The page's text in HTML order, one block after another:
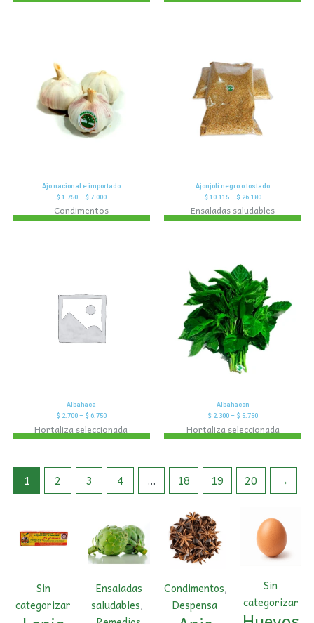
Ajo nacional e importado
$1.750– $7.000
Condimentos
Ajonjolí negro o tostado
$ 10.115 – $ 26.180
Ensaladas saludables
Albahaca
$2.700– $6.750
Hortaliza seleccionada
Albahacon
$ 2.300 – $ 5.750
Hortaliza seleccionada
1 2 3 4 … 18 19 20 →
Sin
categorizar
Ensaladas
saludables,
Condimentos,
Despensa
Sin
categorizar